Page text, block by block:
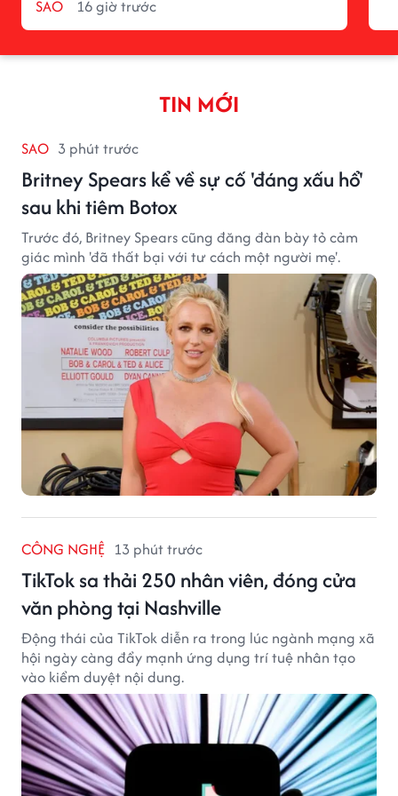
SAO 16 giờ trước
TIN MỚI
SAO 3 phút trước
Britney Spears kể về sự cố 'đáng xấu hổ'
sau khi tiêm Botox
Trước đó, Britney Spears cũng đăng đàn bày tỏ cảm
giác mình 'đã thất bại với tư cách một người mẹ'.
CÔNG NGHỆ 13 phút trước
TikTok sa thải 250 nhân viên, đóng cửa
văn phòng tại Nashville
Động thái của TikTok diễn ra trong lúc ngành mạng xã
hội ngày càng đẩy mạnh ứng dụng trí tuệ nhân tạo
vào kiểm duyệt nội dung.